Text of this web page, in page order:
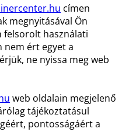
címen
megnyitásával Ön
felsorolt használati
nem ért egyet a
ne nyissa meg web
web oldalain megjelenő
tájékoztatásul
pontosságáért a